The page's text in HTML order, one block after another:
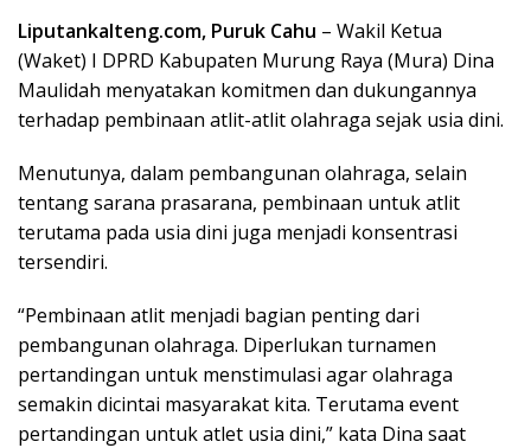
Liputankalteng.com, Puruk Cahu – Wakil Ketua
(Waket) I DPRD Kabupaten Murung Raya (Mura) Dina
Maulidah menyatakan komitmen dan dukungannya
terhadap pembinaan atlit-atlit olahraga sejak usia dini.
Menutunya, dalam pembangunan olahraga, selain
tentang sarana prasarana, pembinaan untuk atlit
terutama pada usia dini juga menjadi konsentrasi
tersendiri.
“Pembinaan atlit menjadi bagian penting dari
pembangunan olahraga. Diperlukan turnamen
pertandingan untuk menstimulasi agar olahraga
semakin dicintai masyarakat kita. Terutama event
pertandingan untuk atlet usia dini,” kata Dina saat